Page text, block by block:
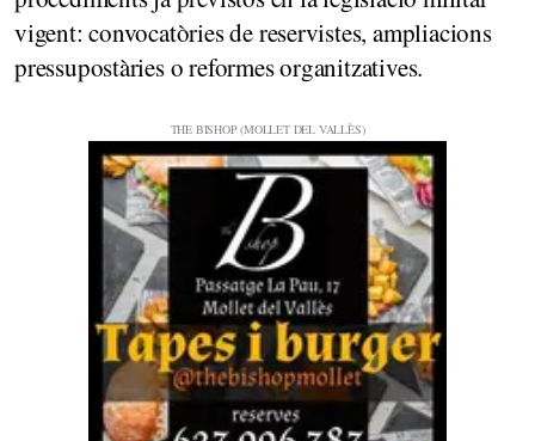
vigent: convocatòries de reservistes, ampliacions
pressupostàries o reformes organitzatives.